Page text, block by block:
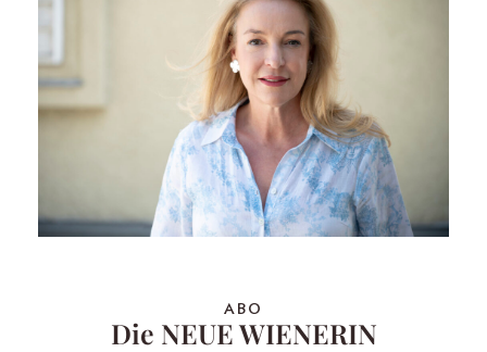
ABO
Die NEUE WIENERIN